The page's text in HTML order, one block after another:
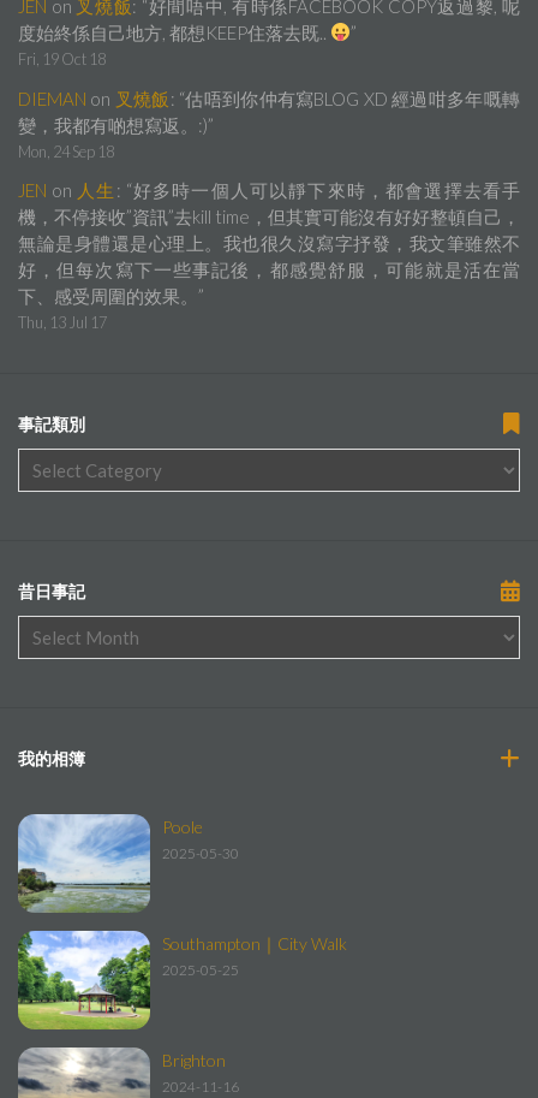
JEN on 叉燒飯: “好間唔中, 有時係FACEBOOK COPY返過黎, 呢
度始終係自己地方, 都想KEEP住落去既..
”
Fri, 19 Oct 18
DIEMAN on 叉燒飯 : “估唔到你仲有寫BLOG XD 經過咁多年嘅轉
變，我都有啲想寫返。:)”
Mon, 24 Sep 18
JEN on 人生 : “好多時一個人可以靜下來時，都會選擇去看手
機，不停接收”資訊”去kill time，但其實可能沒有好好整頓自己，
無論是身體還是心理上。我也很久沒寫字抒發，我文筆雖然不
好，但每次寫下一些事記後，都感覺舒服，可能就是活在當
下、感受周圍的效果。 ”
Thu, 13 Jul 17
事記類別
昔日事記
我的相簿
Poole
2025-05-30
Southampton｜City Walk
2025-05-25
Brighton
2024-11-16